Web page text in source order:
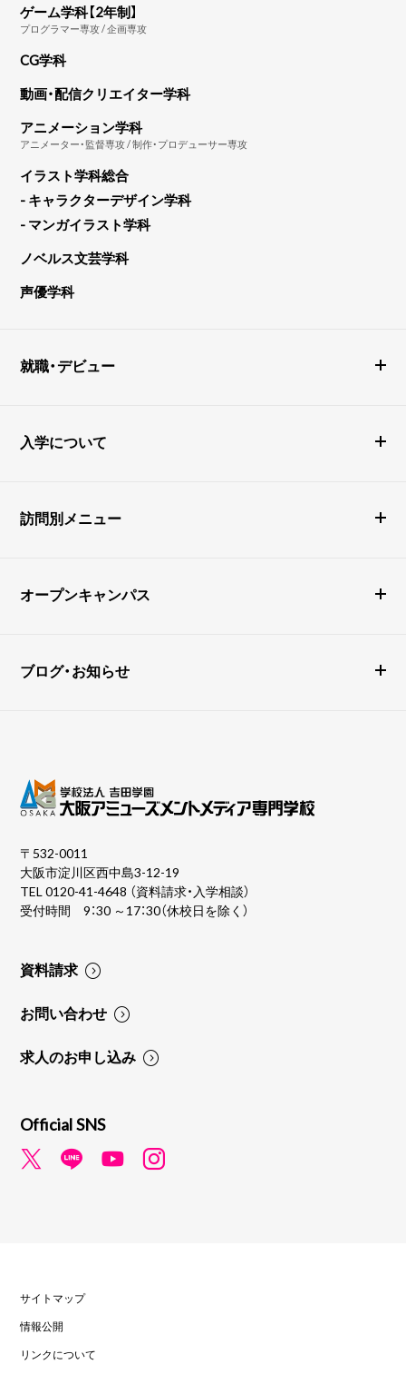
ゲーム学科【2年制】
プログラマー専攻 / 企画専攻
CG学科
動画・配信クリエイター学科
アニメーション学科
アニメーター・監督専攻 / 制作・プロデューサー専攻
イラスト学科総合
- キャラクターデザイン学科
- マンガイラスト学科
ノベルス文芸学科
声優学科
就職・デビュー
入学について
訪問別メニュー
オープンキャンパス
ブログ・お知らせ
〒532-0011
大阪市淀川区西中島3-12-19
TEL0120-41-4648 （資料請求・入学相談）
受付時間 9：30 ～17：30（休校日を除く）
資料請求
お問い合わせ
求人のお申し込み
Official SNS
サイトマップ
情報公開
リンクについて